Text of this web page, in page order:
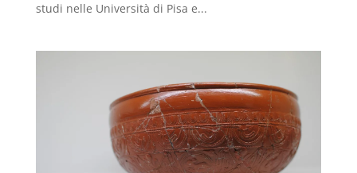
studi nelle Università di Pisa e...